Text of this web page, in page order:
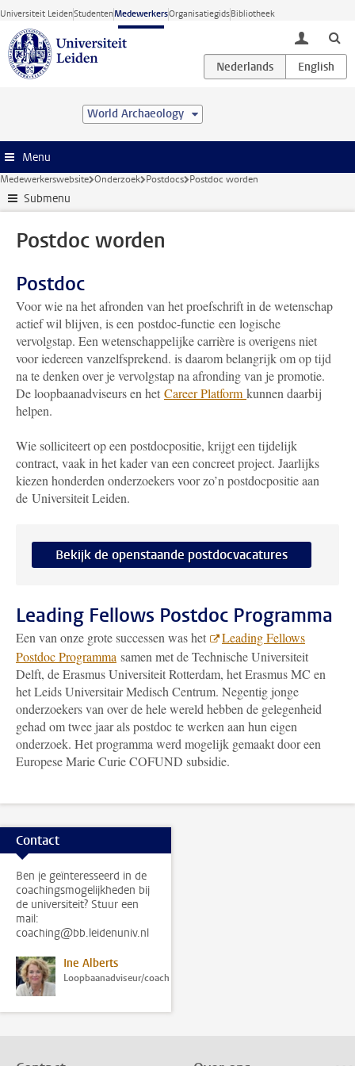
Ga direct naar de inhoud
Universiteit LeidenStudentenMedewerkersOrganisatiegidsBibliotheek
toggle
World Archaeology
Menu
Medewerkerswebsite Onderzoek Postdocs Postdoc worden
Submenu
Postdoc worden
Postdoc
Voor wie na het afronden van het proefschrift in de wetenschap
actief wil blijven, is een postdoc-functie een logische
vervolgstap. Een wetenschappelijke carrière is overigens niet
voor iedereen vanzelfsprekend. is daarom belangrijk om op tijd
na te denken over je vervolgstap na afronding van je promotie.
De loopbaanadviseurs en het Career Platform kunnen daarbij
helpen.
Wie solliciteert op een postdocpositie, krijgt een tijdelijk
contract, vaak in het kader van een concreet project. Jaarlijks
kiezen honderden onderzoekers voor zo’n postdocpositie aan
de Universiteit Leiden.
Bekijk de openstaande postdocvacatures
Leading Fellows Postdoc Programma
Een van onze grote successen was het
Leading Fellows
Postdoc Programma samen met de Technische Universiteit
Delft, de Erasmus Universiteit Rotterdam, het Erasmus MC en
het Leids Universitair Medisch Centrum. Negentig jonge
onderzoekers van over de hele wereld hebben de gelegenheid
gehad om twee jaar als postdoc te werken aan hun eigen
onderzoek. Het programma werd mogelijk gemaakt door een
Europese Marie Curie COFUND subsidie.
Contact
Ben je geïnteresseerd in de
coachingsmogelijkheden bij
de universiteit? Stuur een
mail:
coaching@bb.leidenuniv.nl
Ine Alberts
Loopbaanadviseur/coach